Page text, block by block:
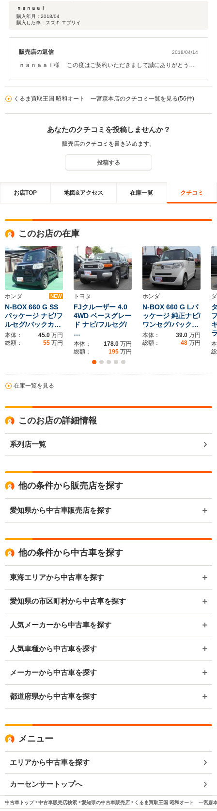
いたみたいで、ありがとうございました。このまま故障もせず走ってくれる
と嬉しいです。
ｎａｎａａｉ
購入年月： 2018/04
購入した車：スズキ エブリイ
販売店の返信 2018/04/14
ｎａｎａａｉ様 この度はご契約いただきまして誠にありがとうご
りとご協力頂き大変感謝しております。お仕事の益々の発展をお祈
くるま買取王国 昭和オート 一宮森本店のクチコミ一覧を見る(56件)
あなたのクチコミを投稿しませんか？
販売店のクチコミを書き込めます。
投稿する
お店TOP 地図&アクセス 在庫一覧 クチコミ
このお店の在庫
ホンダ NEW
N-BOX 660 G SS
パッケージ ナビ/フ
ルセグ/バックカ…
本体： 45.0 万円
総額：
55 万円
トヨタ
FJクルーザー 4.0
4WD ベースグレー
ド ナビ/フルセグ/
…
本体： 178.0 万円
総額：
195 万円
ホンダ
N-BOX 660 G Lパ
ッケージ 純正ナビ/
ワンセグ/バック…
本体： 39.0 万円
総額：
48 万円
在庫一覧を見る
このお店の詳細情報
系列店一覧
他の条件から販売店を探す
愛知県から中古車販売店を探す
他の条件から中古車を探す
東海エリアから中古車を探す
愛知県の市区町村から中古車を探す
人気メーカーから中古車を探す
人気車種から中古車を探す
メーカーから中古車を探す
都道府県から中古車を探す
メニュー
エリアから中古車を探す
カーセンサートップへ
中古車トップ 中古車販売店検索 愛知県の中古車販売店 くるま買取王国 昭和オート 一宮森